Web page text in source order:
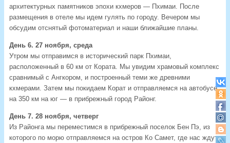
архитектурных памятников эпохи кхмеров — Пхимаи. После
размещения в отеле мы идем гулять по городу. Вечером мы
обсудим отснятый фотоматериал и наши ближайшие планы.
День 6. 27 ноября, среда
Утром мы отправимся в исторический парк Пхимаи,
расположенный в 60 км от Кората. Мы увидим храмовый комплекс
сравнимый с Ангкором, и построенный теми же древними
кхмерами. Затем мы покидаем Корат и отправляемся на автобусе
на 350 км на юг — в прибрежный город Районг.
День 7. 28 ноября, четверг
Из Районга мы переместимся в прибрежный поселок Бен Пэ, из
которого по морю отправляемся на остров Ко Самет, где нас ждут